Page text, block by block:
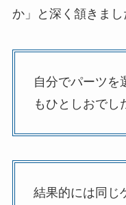
か」と深く頷きまし
自分でパーツを
もひとしおでし
結果的には同じ